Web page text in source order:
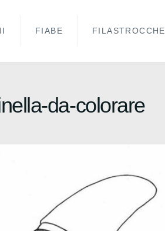
FIABE FILASTROCCHE
da-colorare